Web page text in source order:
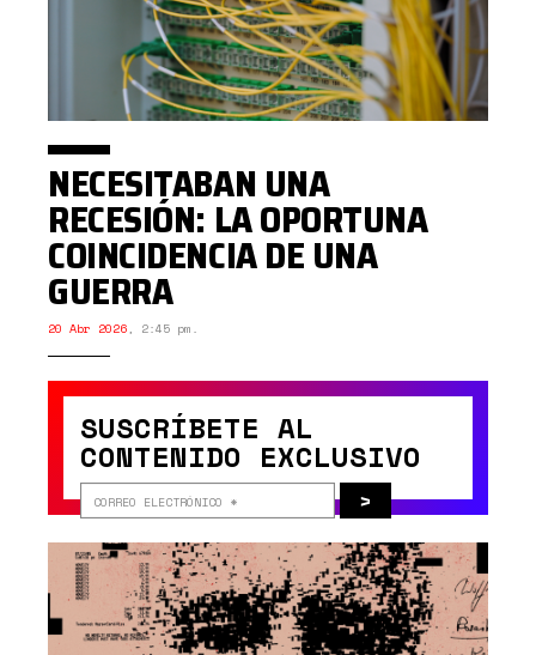
SUSCRÍBETE AL
CONTENIDO EXCLUSIVO
>
NECESITABAN UNA
RECESIÓN: LA OPORTUNA
COINCIDENCIA DE UNA
GUERRA
20 Abr 2026, 2:45 pm.